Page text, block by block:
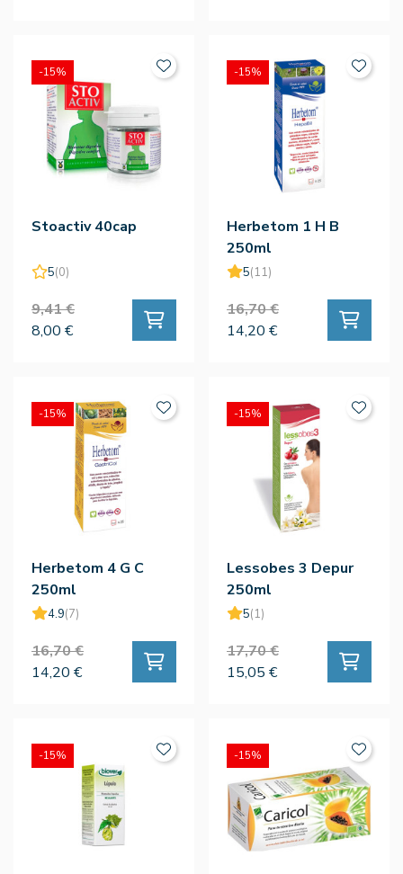
Stoactiv 40cap
5(0)
9,41 €
8,00 €
-15%
Herbetom 1 H B
250ml
5(11)
16,70 €
14,20 €
-15%
Herbetom 4 G C
250ml
4.9(7)
16,70 €
14,20 €
-15%
Lessobes 3 Depur
250ml
5(1)
17,70 €
15,05 €
-15%
-15% -15%